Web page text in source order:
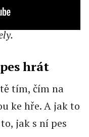
hrát
tím, čím na
ke hře. A jak to
jak s ní pes